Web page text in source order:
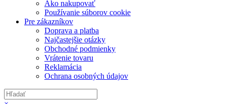
Ako nakupovať
Používanie súborov cookie
Pre zákazníkov
Doprava a platba
Najčastejšie otázky
Obchodné podmienky
Vrátenie tovaru
Reklamácia
Ochrana osobných údajov